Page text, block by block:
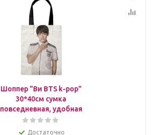
Шоппер "Ви BTS k-pop"
30*40см сумка
повседневная, удобная
Достаточно